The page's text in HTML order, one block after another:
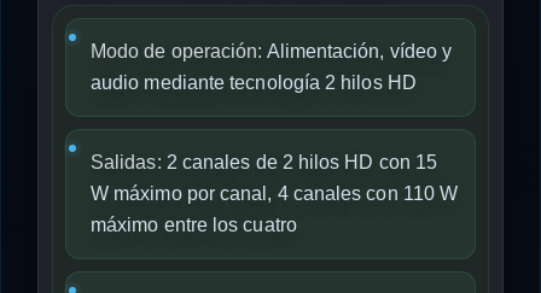
Modo de operación: Alimentación, vídeo y
audio mediante tecnología 2 hilos HD
Salidas: 2 canales de 2 hilos HD con 15
W máximo por canal, 4 canales con 110 W
máximo entre los cuatro